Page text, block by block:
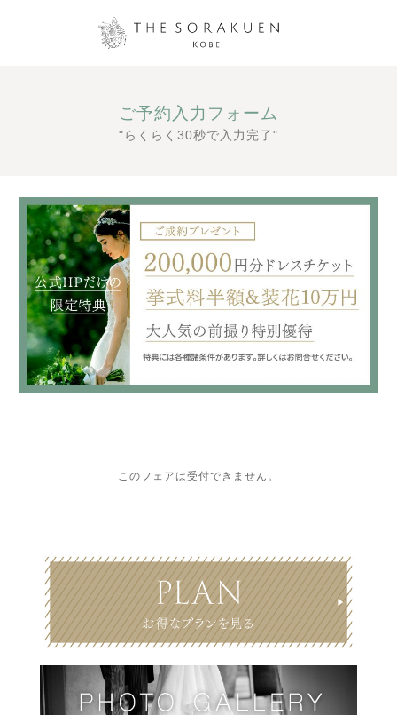
ご予約入力フォーム
"らくらく30秒で入力完了"
このフェアは受付できません。